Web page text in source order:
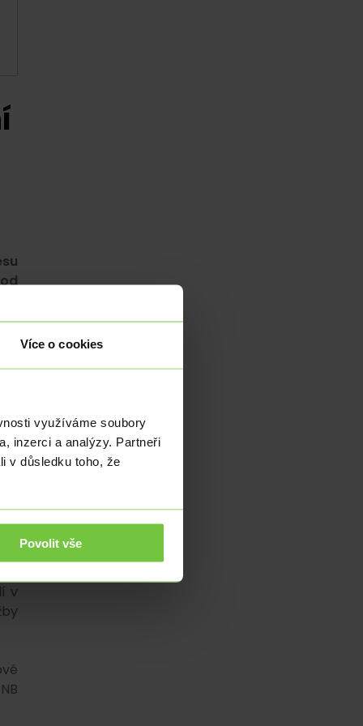
Více o cookies
využíváme soubory
inzerci a analýzy. Partneři
v důsledku toho, že
Povolit vše
v